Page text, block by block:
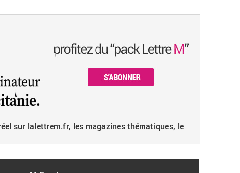
sur lalettrem.fr, les magazines thématiques, le